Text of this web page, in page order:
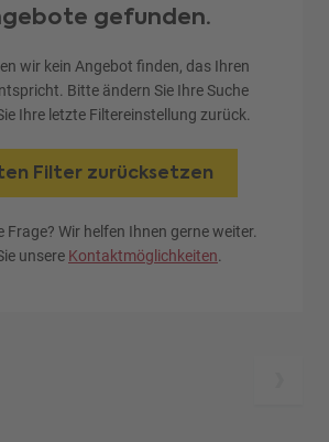
gefunden.
wir kein Angebot finden, das Ihren
Bitte ändern Sie Ihre Suche
Ihre letzte Filtereinstellung zurück.
Filter zurücksetzen
Frage? Wir helfen Ihnen gerne weiter.
unsere Kontaktmöglichkeiten.